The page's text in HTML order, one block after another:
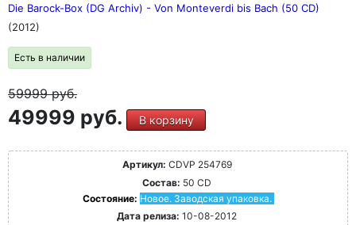
Die Barock-Box (DG Archiv) - Von Monteverdi bis Bach (50 CD)
(2012)
Есть в наличии
59999руб.
49999 руб. В корзину
Артикул: CDVP 254769
Состав: 50 CD
Состояние: Новое. Заводская упаковка.
Дата релиза: 10-08-2012